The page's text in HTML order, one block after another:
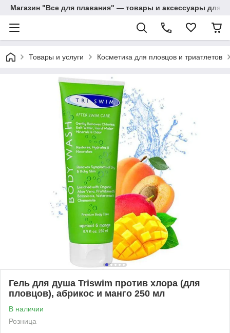
Магазин "Все для плавания" — товары и аксессуары для
Товары и услуги Косметика для пловцов и триатлетов
Гель для душа Triswim против хлора (для
пловцов), абрикос и манго 250 мл
В наличии
Розница